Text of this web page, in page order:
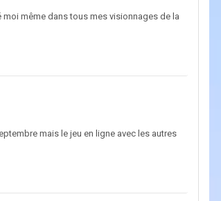
même dans tous mes visionnages de la
mais le jeu en ligne avec les autres